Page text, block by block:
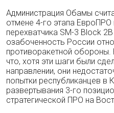
Администрация Обамы
отмене 4-го этапа ЕвроПРО
перехватчика SM-3 Block
озабоченность России
противоракетной
что, хотя эти шаги были
направлении, они
попытки республиканцев в
развертывания 3-го
стратегической ПРО на